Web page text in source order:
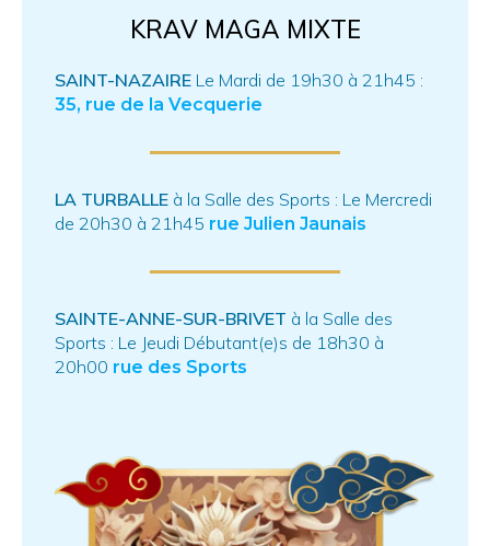
KRAV MAGA MIXTE
SAINT-NAZAIRE Le Mardi de 19h30 à 21h45 :
35, rue de la Vecquerie
LA TURBALLE à la Salle des Sports : Le Mercredi
de 20h30 à 21h45 rue Julien Jaunais
SAINTE-ANNE-SUR-BRIVET à la Salle des
Sports : Le Jeudi Débutant(e)s de 18h30 à
20h00 rue des Sports